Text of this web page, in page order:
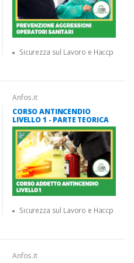
Sicurezza sul Lavoro e Haccp
Anfos.it
CORSO ANTINCENDIO
LIVELLO 1 - PARTE TEORICA
Sicurezza sul Lavoro e Haccp
Anfos.it